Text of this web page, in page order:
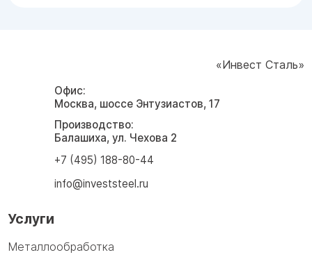
«Инвест Сталь»
Офис:
Москва, шоссе Энтузиастов, 17
Производство:
Балашиха, ул. Чехова 2
+7 (495) 188-80-44
info@investsteel.ru
Услуги
Металлообработка